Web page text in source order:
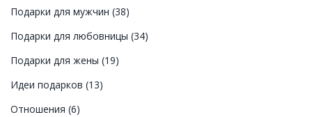
Подарки для мужчин (38)
Подарки для любовницы (34)
Подарки для жены (19)
Идеи подарков (13)
Отношения (6)